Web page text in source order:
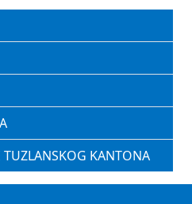
KANTONA